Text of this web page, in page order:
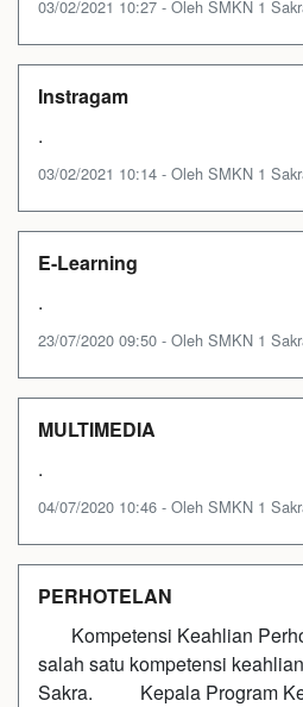
03/02/2021 10:27 - Oleh SMKN 1
Instragam
.
03/02/2021 10:14 - Oleh SMKN 1
E-Learning
.
23/07/2020 09:50 - Oleh SMKN 1
MULTIMEDIA
.
04/07/2020 10:46 - Oleh SMKN 1
PERHOTELAN
Kompetensi Keahlian
salah satu kompetensi
Sakra. Kepala Program